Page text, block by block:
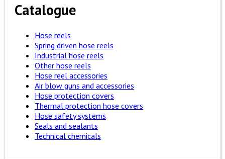
Catalogue
Hose reels
Spring driven hose reels
Industrial hose reels
Other hose reels
Hose reel accessories
Air blow guns and accessories
Hose protection covers
Thermal protection hose covers
Hose safety systems
Seals and sealants
Technical chemicals